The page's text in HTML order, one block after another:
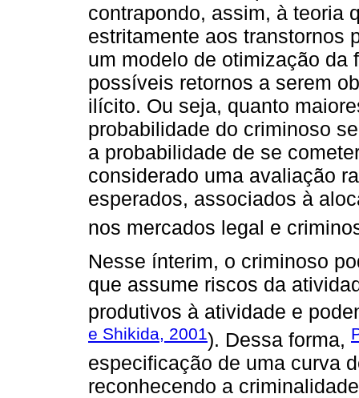
contrapondo, assim, à teoria
estritamente aos transtornos
um modelo de otimização da
possíveis retornos a serem
ilícito. Ou seja, quanto
probabilidade do criminoso
a probabilidade de se
considerado uma avaliação
esperados, associados à
nos mercados legal e
Nesse ínterim, o criminoso
que assume riscos da
produtivos à atividade e
e Shikida, 2001). Dessa forma,
especificação de uma curva
reconhecendo a